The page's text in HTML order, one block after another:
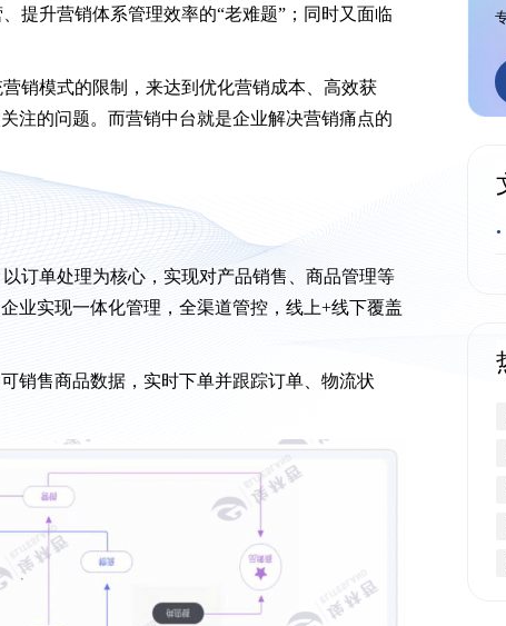
提升营销体系管理效率的“老难题”；同时又面临
销模式的限制，来达到优化营销成本、高效获
注的问题。而营销中台就是企业解决营销痛点的
订单处理为核心，实现对产品销售、商品管理等
业实现一体化管理，全渠道管控，线上+线下覆盖
销售商品数据，实时下单并跟踪订单、物流状
•